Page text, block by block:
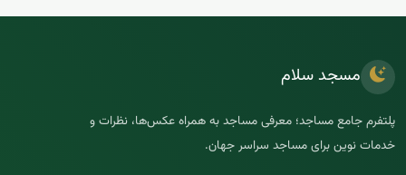
مسجد سلام
پلتفرم جامع مساجد؛ معرفی مساجد به همراه عکس‌ها، نظرات و
خدمات نوین برای مساجد سراسر جهان.